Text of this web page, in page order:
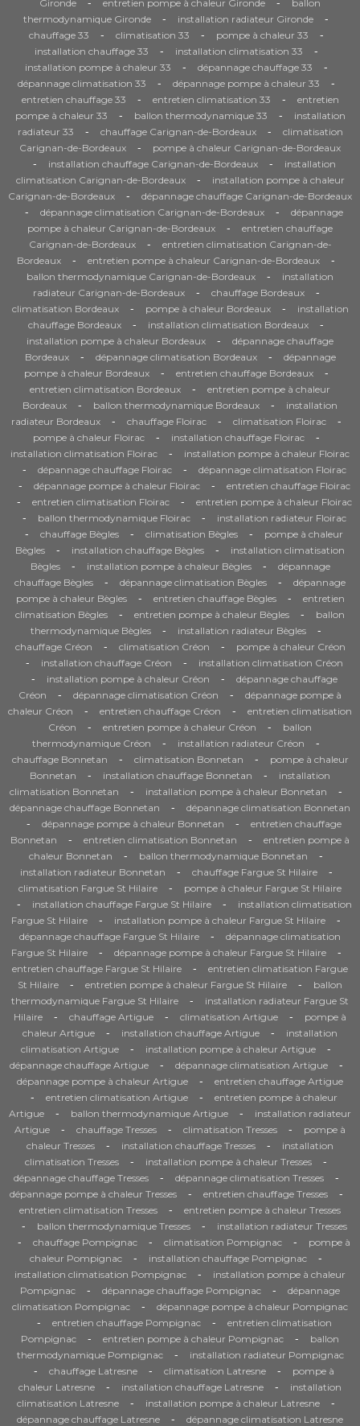
Gironde entretien pompe à chaleur Gironde
ballon
thermodynamique Gironde
- installation radiateur Gironde -
chauffage 33 - climatisation 33 - pompe à chaleur 33 -
installation chauffage 33 - installation climatisation 33 -
installation pompe à chaleur 33 - dépannage chauffage 33 -
dépannage climatisation 33 - dépannage pompe à chaleur 33 -
entretien chauffage 33 - entretien climatisation 33 -
entretien
pompe à chaleur 33
- ballon thermodynamique 33 -
installation
radiateur 33
- chauffage Carignan-de-Bordeaux -
climatisation
Carignan-de-Bordeaux
- pompe à chaleur Carignan-de-Bordeaux
- installation chauffage Carignan-de-Bordeaux -
installation
climatisation Carignan-de-Bordeaux
-
installation pompe à chaleur
Carignan-de-Bordeaux
- dépannage chauffage Carignan-de-Bordeaux
- dépannage climatisation Carignan-de-Bordeaux -
dépannage
pompe à chaleur Carignan-de-Bordeaux
-
entretien chauffage
Carignan-de-Bordeaux
-
entretien climatisation Carignan-de-
Bordeaux
- entretien pompe à chaleur Carignan-de-Bordeaux -
ballon thermodynamique Carignan-de-Bordeaux -
installation
radiateur Carignan-de-Bordeaux
- chauffage Bordeaux -
climatisation Bordeaux - pompe à chaleur Bordeaux -
installation
chauffage Bordeaux
- installation climatisation Bordeaux -
installation pompe à chaleur Bordeaux -
dépannage chauffage
Bordeaux
- dépannage climatisation Bordeaux -
dépannage
pompe à chaleur Bordeaux
- entretien chauffage Bordeaux -
entretien climatisation Bordeaux -
entretien pompe à chaleur
Bordeaux
- ballon thermodynamique Bordeaux -
installation
radiateur Bordeaux
- chauffage Floirac - climatisation Floirac -
pompe à chaleur Floirac - installation chauffage Floirac -
installation climatisation Floirac - installation pompe à chaleur Floirac
- dépannage chauffage Floirac - dépannage climatisation Floirac
- dépannage pompe à chaleur Floirac - entretien chauffage Floirac
- entretien climatisation Floirac - entretien pompe à chaleur Floirac
- ballon thermodynamique Floirac - installation radiateur Floirac
- chauffage Bègles - climatisation Bègles -
pompe à chaleur
Bègles
- installation chauffage Bègles -
installation climatisation
Bègles
- installation pompe à chaleur Bègles -
dépannage
chauffage Bègles
- dépannage climatisation Bègles -
dépannage
pompe à chaleur Bègles
- entretien chauffage Bègles -
entretien
climatisation Bègles
- entretien pompe à chaleur Bègles -
ballon
thermodynamique Bègles
- installation radiateur Bègles -
chauffage Créon - climatisation Créon - pompe à chaleur Créon
- installation chauffage Créon - installation climatisation Créon
- installation pompe à chaleur Créon -
dépannage chauffage
Créon
- dépannage climatisation Créon -
dépannage pompe à
chaleur Créon
- entretien chauffage Créon -
entretien climatisation
Créon
- entretien pompe à chaleur Créon -
ballon
thermodynamique Créon
- installation radiateur Créon -
chauffage Bonnetan - climatisation Bonnetan -
pompe à chaleur
Bonnetan
- installation chauffage Bonnetan -
installation
climatisation Bonnetan
- installation pompe à chaleur Bonnetan -
dépannage chauffage Bonnetan - dépannage climatisation Bonnetan
- dépannage pompe à chaleur Bonnetan -
entretien chauffage
Bonnetan
- entretien climatisation Bonnetan -
entretien pompe à
chaleur Bonnetan
- ballon thermodynamique Bonnetan -
installation radiateur Bonnetan - chauffage Fargue St Hilaire -
climatisation Fargue St Hilaire - pompe à chaleur Fargue St Hilaire
- installation chauffage Fargue St Hilaire -
installation climatisation
Fargue St Hilaire
- installation pompe à chaleur Fargue St Hilaire -
dépannage chauffage Fargue St Hilaire -
dépannage climatisation
Fargue St Hilaire
- dépannage pompe à chaleur Fargue St Hilaire -
entretien chauffage Fargue St Hilaire -
entretien climatisation Fargue
St Hilaire
- entretien pompe à chaleur Fargue St Hilaire -
ballon
thermodynamique Fargue St Hilaire
-
installation radiateur Fargue St
Hilaire
- chauffage Artigue - climatisation Artigue -
pompe à
chaleur Artigue
- installation chauffage Artigue -
installation
climatisation Artigue
- installation pompe à chaleur Artigue -
dépannage chauffage Artigue - dépannage climatisation Artigue -
dépannage pompe à chaleur Artigue - entretien chauffage Artigue
- entretien climatisation Artigue -
entretien pompe à chaleur
Artigue
- ballon thermodynamique Artigue -
installation radiateur
Artigue
- chauffage Tresses - climatisation Tresses -
pompe à
chaleur Tresses
- installation chauffage Tresses -
installation
climatisation Tresses
- installation pompe à chaleur Tresses -
dépannage chauffage Tresses - dépannage climatisation Tresses -
dépannage pompe à chaleur Tresses - entretien chauffage Tresses -
entretien climatisation Tresses - entretien pompe à chaleur Tresses
- ballon thermodynamique Tresses - installation radiateur Tresses
- chauffage Pompignac - climatisation Pompignac -
pompe à
chaleur Pompignac
- installation chauffage Pompignac -
installation climatisation Pompignac -
installation pompe à chaleur
Pompignac
- dépannage chauffage Pompignac -
dépannage
climatisation Pompignac
- dépannage pompe à chaleur Pompignac
- entretien chauffage Pompignac -
entretien climatisation
Pompignac
- entretien pompe à chaleur Pompignac -
ballon
thermodynamique Pompignac
- installation radiateur Pompignac
- chauffage Latresne - climatisation Latresne -
pompe à
chaleur Latresne
- installation chauffage Latresne -
installation
climatisation Latresne
- installation pompe à chaleur Latresne -
dépannage chauffage Latresne - dépannage climatisation Latresne